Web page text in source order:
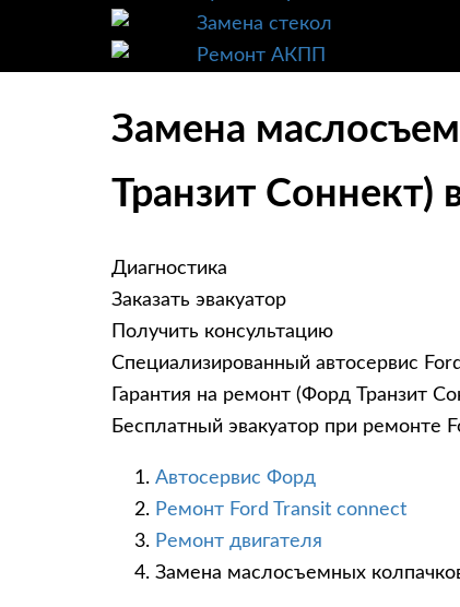
Замена стекол
Ремонт АКПП
Замена
Транзит Соннект)
Диагностика
Заказать эвакуатор
Получить консультацию
Специализированный автосервис Ford
Гарантия на ремонт (Форд Транзит
Бесплатный эвакуатор при ремонте
Автосервис Форд
Ремонт Ford Transit connect
Ремонт двигателя
Замена маслосъемных